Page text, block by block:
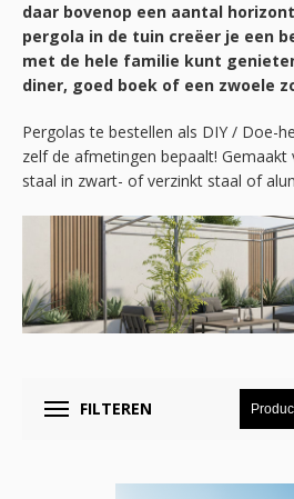
daar bovenop een aantal
pergola in de tuin creëer je een
met de hele familie kunt
diner, goed boek of een zwoele
Pergolas te bestellen als DIY / Doe-
zelf de afmetingen bepaalt!
staal in zwart- of verzinkt staal of
FILTEREN